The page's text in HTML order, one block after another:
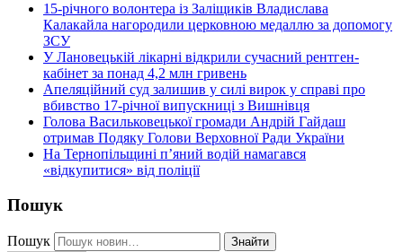
15-річного волонтера із Заліщиків Владислава
Калакайла нагородили церковною медаллю за допомогу
ЗСУ
У Лановецькій лікарні відкрили сучасний рентген-
кабінет за понад 4,2 млн гривень
Апеляційний суд залишив у силі вирок у справі про
вбивство 17-річної випускниці з Вишнівця
Голова Васильковецької громади Андрій Гайдаш
отримав Подяку Голови Верховної Ради України
На Тернопільщині п’яний водій намагався
«відкупитися» від поліції
Пошук
Пошук Знайти